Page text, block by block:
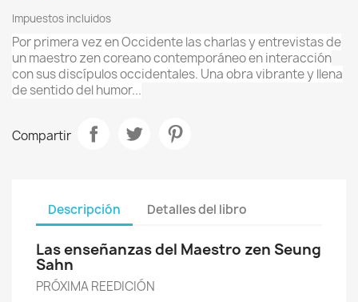
Impuestos incluidos
Por primera vez en Occidente las charlas y entrevistas de
un maestro zen coreano contemporáneo en interacción
con sus discípulos occidentales. Una obra vibrante y llena
de sentido del humor...
Compartir
Descripción Detalles del libro
Las enseñanzas del Maestro zen Seung
Sahn
PRÓXIMA REEDICIÓN